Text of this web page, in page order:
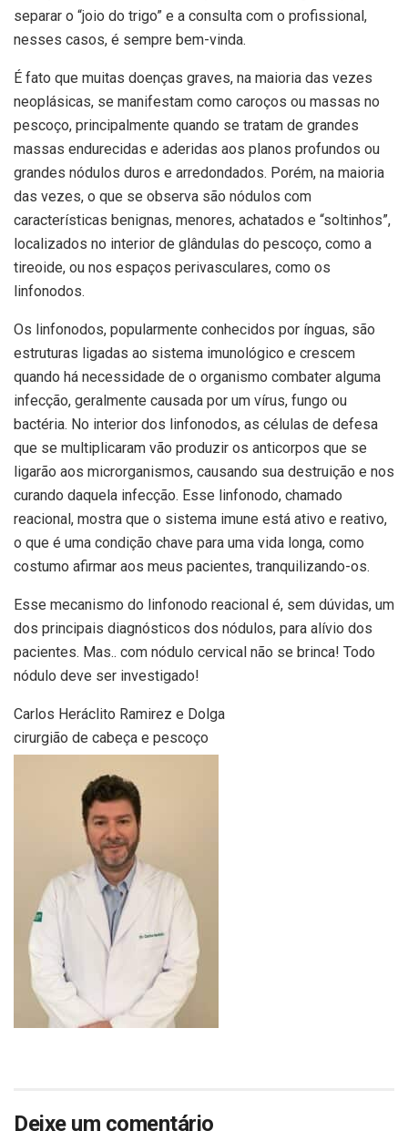
separar o “joio do trigo” e a consulta com o profissional,
nesses casos, é sempre bem-vinda.
É fato que muitas doenças graves, na maioria das vezes
neoplásicas, se manifestam como caroços ou massas no
pescoço, principalmente quando se tratam de grandes
massas endurecidas e aderidas aos planos profundos ou
grandes nódulos duros e arredondados. Porém, na maioria
das vezes, o que se observa são nódulos com
características benignas, menores, achatados e “soltinhos”,
localizados no interior de glândulas do pescoço, como a
tireoide, ou nos espaços perivasculares, como os
linfonodos.
Os linfonodos, popularmente conhecidos por ínguas, são
estruturas ligadas ao sistema imunológico e crescem
quando há necessidade de o organismo combater alguma
infecção, geralmente causada por um vírus, fungo ou
bactéria. No interior dos linfonodos, as células de defesa
que se multiplicaram vão produzir os anticorpos que se
ligarão aos microrganismos, causando sua destruição e nos
curando daquela infecção. Esse linfonodo, chamado
reacional, mostra que o sistema imune está ativo e reativo,
o que é uma condição chave para uma vida longa, como
costumo afirmar aos meus pacientes, tranquilizando-os.
Esse mecanismo do linfonodo reacional é, sem dúvidas, um
dos principais diagnósticos dos nódulos, para alívio dos
pacientes. Mas.. com nódulo cervical não se brinca! Todo
nódulo deve ser investigado!
Carlos Heráclito Ramirez e Dolga
cirurgião de cabeça e pescoço
Deixe um comentário